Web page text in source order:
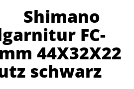
Shimano
FC-
44X32X22
schwarz